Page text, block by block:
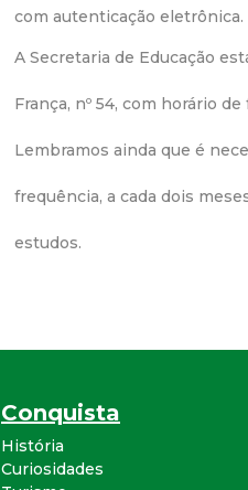
com autenticação eletrônica.
A Secretaria de Educação
França, nº 54, com horário
Lembramos ainda que é
frequência, a cada dois
estudos.
Conquista
História
Curiosidades